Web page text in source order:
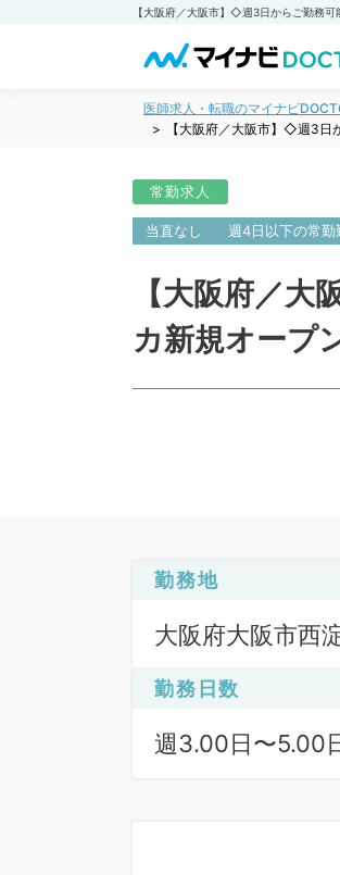
医師求人・転職のマイナビ
【大阪府／大阪市】◇週3日
常勤求人
当直なし 週4日以下の常勤
【大阪府／
カ新規オープ
勤務地
大阪府大阪市西
勤務日数
週3.00日〜5.00